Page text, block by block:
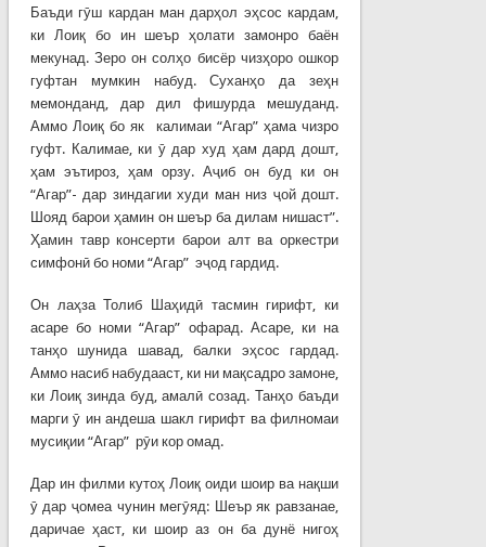
Баъди гӯш кардан ман дарҳол эҳсос кардам,
ки Лоиқ бо ин шеър ҳолати замонро баён
мекунад. Зеро он солҳо бисёр чизҳоро ошкор
гуфтан мумкин набуд. Суханҳо да зеҳн
мемонданд, дар дил фишурда мешуданд.
Аммо Лоиқ бо як калимаи “Агар” ҳама чизро
гуфт. Калимае, ки ӯ дар худ ҳам дард дошт,
ҳам эътироз, ҳам орзу. Аҷиб он буд ки он
“Агар”- дар зиндагии худи ман низ ҷой дошт.
Шояд барои ҳамин он шеър ба дилам нишаст”.
Ҳамин тавр консерти барои алт ва оркестри
симфонӣ бо номи “Агар” эҷод гардид.
Он лаҳза Толиб Шаҳидӣ тасмин гирифт, ки
асаре бо номи “Агар” офарад. Асаре, ки на
танҳо шунида шавад, балки эҳсос гардад.
Аммо насиб набудааст, ки ни мақсадро замоне,
ки Лоиқ зинда буд, амалӣ созад. Танҳо баъди
марги ӯ ин андеша шакл гирифт ва филномаи
мусиқии “Агар” рӯи кор омад.
Дар ин филми кутоҳ Лоиқ оиди шоир ва нақши
ӯ дар ҷомеа чунин мегӯяд: Шеър як равзанае,
даричае ҳаст, ки шоир аз он ба дунё нигоҳ